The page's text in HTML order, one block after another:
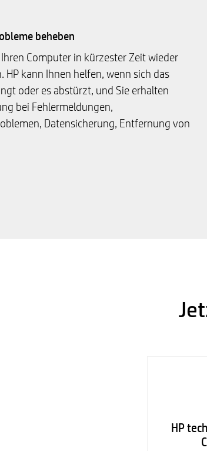
beheben
Computer in kürzester Zeit wieder
HP kann Ihnen helfen, wenn sich das
oder es abstürzt, und Sie erhalten
bei Fehlermeldungen,
Datensicherung, Entfernung von
HP